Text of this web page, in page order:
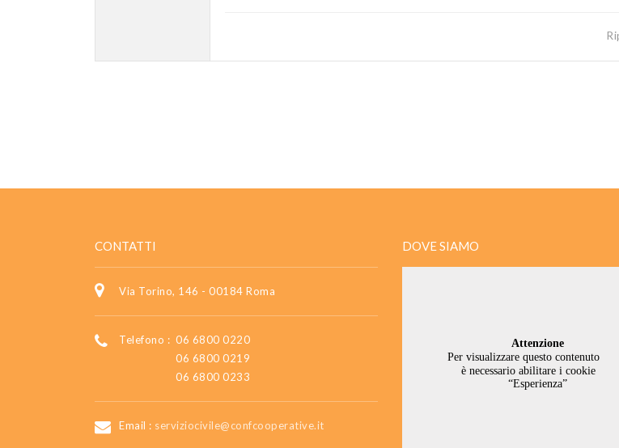
CONTATTI
Via Torino, 146 - 00184 Roma
Telefono : 06 6800 0220
06 6800 0219
06 6800 0233
Email : serviziocivile@confcooperative.it
DOVE SIAMO